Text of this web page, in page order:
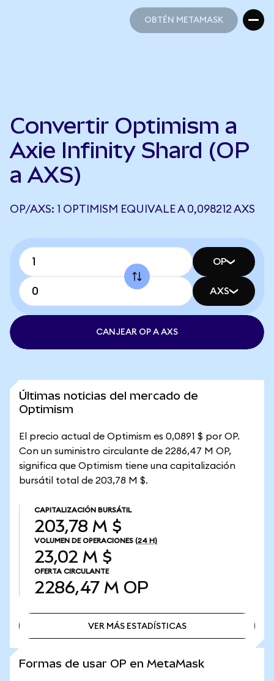
OBTÉN METAMASK
Convertir Optimism a
Axie Infinity Shard (OP
a AXS)
OP/AXS: 1 OPTIMISM EQUIVALE A 0,098212 AXS
OP
AXS
CANJEAR OP A AXS
Últimas noticias del mercado de
Optimism
El precio actual de Optimism es 0,0891 $ por OP.
Con un suministro circulante de 2286,47 M OP,
significa que Optimism tiene una capitalización
bursátil total de 203,78 M $.
CAPITALIZACIÓN BURSÁTIL
203,78 M $
VOLUMEN DE OPERACIONES (24 H)
23,02 M $
OFERTA CIRCULANTE
2286,47 M OP
VER MÁS ESTADÍSTICAS
Formas de usar OP en MetaMask